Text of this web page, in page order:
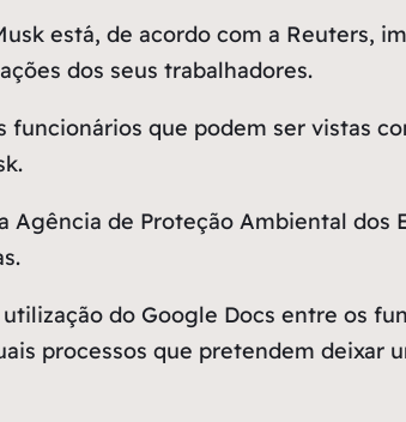
está, de acordo com a Reuters,
dos seus trabalhadores.
que podem ser vistas
de Proteção Ambiental dos
do Google Docs entre os
processos que pretendem deixar